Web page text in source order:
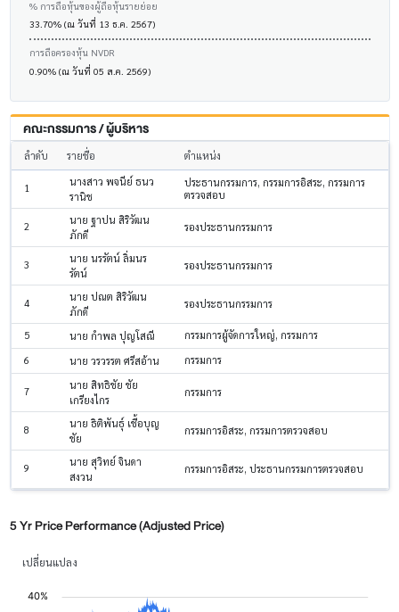
% การถือหุ้นของผู้ถือหุ้นรายย่อย
33.70% (ณ วันที่ 13 ธ.ค. 2567)
การถือครองหุ้น NVDR
0.90% (ณ วันที่ 05 ส.ค. 2569)
คณะกรรมการ / ผู้บริหาร
ลำดับ รายชื่อ ตำแหน่ง
1
นางสาว พจนีย์ ธนว
รานิช
ประธานกรรมการ, กรรมการอิสระ, กรรมการ
ตรวจสอบ
2
นาย ฐาปน สิริวัฒน
ภักดี
รองประธานกรรมการ
3
นาย นรรัตน์ ลิ่มนร
รัตน์
รองประธานกรรมการ
4
นาย ปณต สิริวัฒน
ภักดี
รองประธานกรรมการ
5 นาย กำพล ปุญโสณี
กรรมการผู้จัดการใหญ่, กรรมการ
6
นาย วรวรรต ศรีสอ้าน กรรมการ
7
นาย สิทธิชัย ชัย
เกรียงไกร
กรรมการ
8
นาย ธิติพันธุ์ เชื้อบุญ
ชัย
กรรมการอิสระ, กรรมการตรวจสอบ
9
นาย สุวิทย์ จินดา
สงวน
กรรมการอิสระ, ประธานกรรมการตรวจสอบ
5 Yr Price Performance (Adjusted Price)
เปลี่ยนแปลง